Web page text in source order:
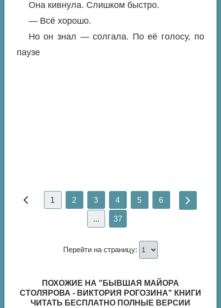
Она кивнула. Слишком быстро.
— Всё хорошо.
Но он знал — солгала. По её голосу, по
паузе
1 2 3 4 5 6
... 37
Перейти на страницу:
ПОХОЖИЕ НА "БЫВШАЯ МАЙОРА
СТОЛЯРОВА - ВИКТОРИЯ РОГОЗИНА" КНИГИ
ЧИТАТЬ БЕСПЛАТНО ПОЛНЫЕ ВЕРСИИ